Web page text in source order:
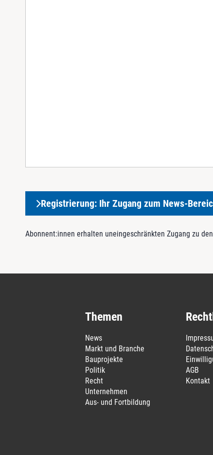
Registrierung: Ihr Zugang zum News-
Abonnent:innen erhalten uneingeschränkten Zugang zu
Themen
News
Markt und Branche
Bauprojekte
Politik
Recht
Unternehmen
Aus- und Fortbildung
AGB
Kontakt